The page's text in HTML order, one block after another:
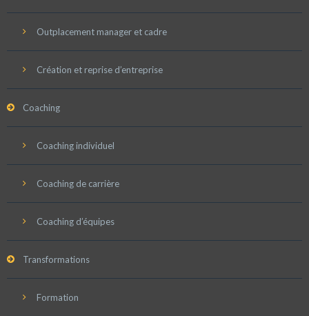
Outplacement manager et cadre
Création et reprise d’entreprise
Coaching
Coaching individuel
Coaching de carrière
Coaching d’équipes
Transformations
Formation